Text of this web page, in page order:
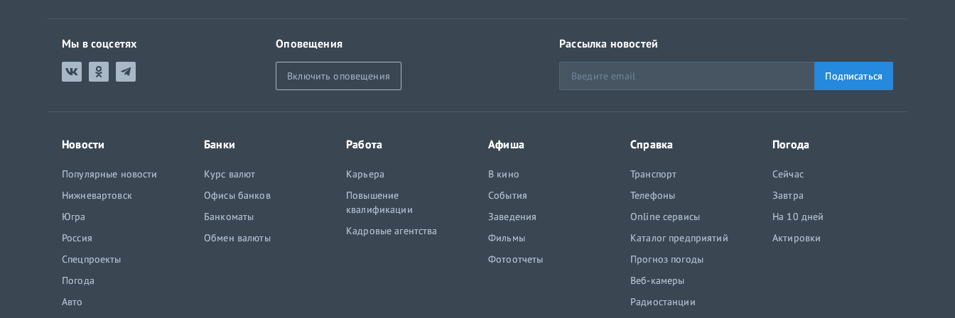
Мы в соцсетях Оповещения
Включить оповещения
Рассылка новостей
Подписаться
Новости
Популярные новости
Нижневартовск
Югра
Россия
Спецпроекты
Погода
Авто
Банки
Курс валют
Офисы банков
Банкоматы
Обмен валюты
Работа
Карьера
Повышение
квалификации
Кадровые агентства
Афиша
В кино
События
Заведения
Фильмы
Фотоотчеты
Справка
Транспорт
Телефоны
Online сервисы
Каталог предприятий
Прогноз погоды
Веб-камеры
Радиостанции
Погода
Сейчас
Завтра
На 10 дней
Актировки